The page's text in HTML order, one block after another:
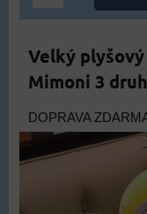
Velký plyšový
Mimoni 3
DOPRAVA